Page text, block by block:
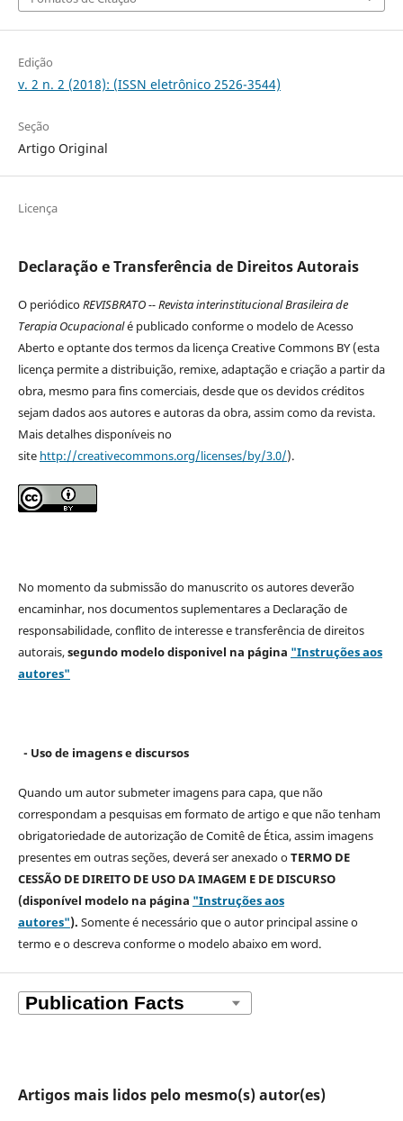
Edição
v. 2 n. 2 (2018): (ISSN eletrônico 2526-3544)
Seção
Artigo Original
Licença
Declaração e Transferência de Direitos Autorais
O periódicoREVISBRATO -- Revista interinstitucional Brasileira de
Terapia Ocupacionalé publicado conforme o modelo de Acesso
Aberto e optante dos termos da licença Creative Commons BY (esta
licença permite a distribuição, remixe, adaptação e criação a partir da
obra, mesmo para fins comerciais, desde que os devidos créditos
sejam dados aos autores e autoras da obra, assim como da revista.
Mais detalhes disponíveis no
site http://creativecommons.org/licenses/by/3.0/).
No momento da submissão do manuscrito os autores deverão
encaminhar, nos documentos suplementares a Declaração de
responsabilidade, conflito de interesse e transferência de direitos
autorais,segundo modelodisponivel na página "Instruções aos
autores"
- Uso de imagens e discursos
Quando um autor submeter imagens para capa, que não
correspondam a pesquisas em formato de artigo e que não tenham
obrigatoriedade de autorização de Comitê de Ética, assim imagens
presentes em outras seções, deverá ser anexado oTERMO DE
CESSÃO DE DIREITO DE USO DA IMAGEM E DE DISCURSO
(disponível modelo na página "Instruções aos
autores"). Somente é necessário que o autor principal assine o
termo e o descrevaconforme o modelo abaixo em word.
Artigos mais lidos pelo mesmo(s) autor(es)